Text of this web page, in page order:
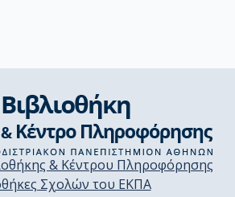
& Κέντρου Πληροφόρησης
Σχολών του ΕΚΠΑ